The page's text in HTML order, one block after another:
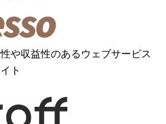
や収益性のあるウェブサービス
ト